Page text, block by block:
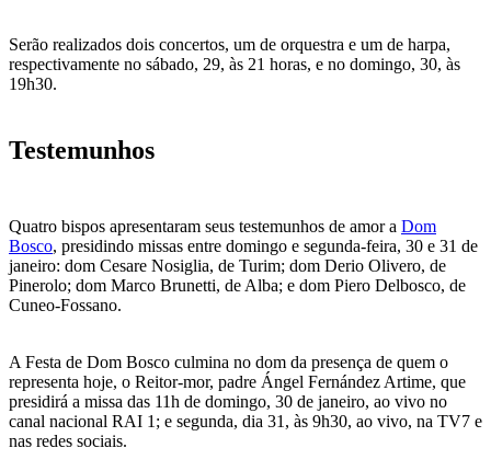
Serão realizados dois concertos, um de orquestra e um de harpa,
respectivamente no sábado, 29, às 21 horas, e no domingo, 30, às
19h30.
Testemunhos
Quatro bispos apresentaram seus testemunhos de amor a Dom
Bosco, presidindo missas entre domingo e segunda-feira, 30 e 31 de
janeiro: dom Cesare Nosiglia, de Turim; dom Derio Olivero, de
Pinerolo; dom Marco Brunetti, de Alba; e dom Piero Delbosco, de
Cuneo-Fossano.
A Festa de Dom Bosco culmina no dom da presença de quem o
representa hoje, o Reitor-mor, padre Ángel Fernández Artime, que
presidirá a missa das 11h de domingo, 30 de janeiro, ao vivo no
canal nacional RAI 1; e segunda, dia 31, às 9h30, ao vivo, na TV7 e
nas redes sociais.